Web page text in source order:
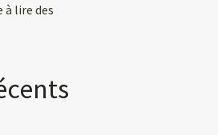
à lire des